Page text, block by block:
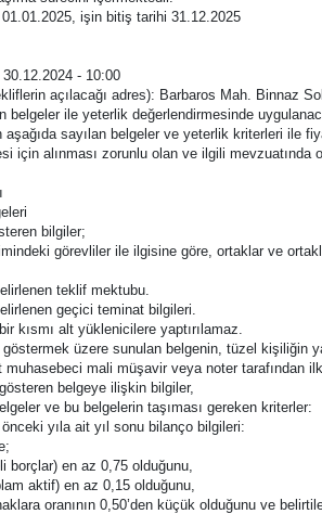
işin bitiş tarihi 31.12.2025
- 10:00
açılacağı adres): Barbaros Mah. Binnaz
belgeler ile yeterlik değerlendirmesinde
sayılan belgeler ve yeterlik kriterleri ile
için alınması zorunlu olan ve ilgili
bilgiler;
görevliler ile ilgisine göre, ortaklar ve
teklif mektubu.
geçici teminat bilgileri.
kısmı alt yüklenicilere yaptırılamaz.
üzere sunulan belgenin, tüzel kişiliğin
mali müşavir veya noter tarafından
belgeye ilişkin bilgiler,
ve bu belgelerin taşıması gereken kriterler:
yıla ait yıl sonu bilanço bilgileri:
borçlar) en az 0,75 olduğunu,
aktif) en az 0,15 olduğunu,
oranının 0,50’den küçük olduğunu ve